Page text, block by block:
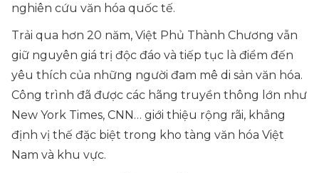
nghiên cứu văn hóa quốc tế.
Trải qua hơn 20 năm, Việt Phủ Thành Chương vẫn
giữ nguyên giá trị độc đáo và tiếp tục là điểm đến
yêu thích của những người đam mê di sản văn hóa.
Công trình đã được các hãng truyền thông lớn như
New York Times, CNN… giới thiệu rộng rãi, khẳng
định vị thế đặc biệt trong kho tàng văn hóa Việt
Nam và khu vực.